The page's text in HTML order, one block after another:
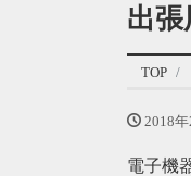
出張
TOP
2018年
電子機